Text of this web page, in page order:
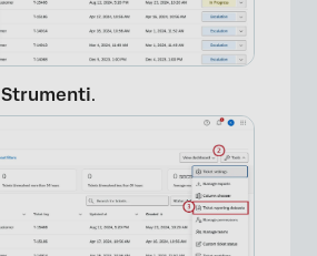
Strumenti.